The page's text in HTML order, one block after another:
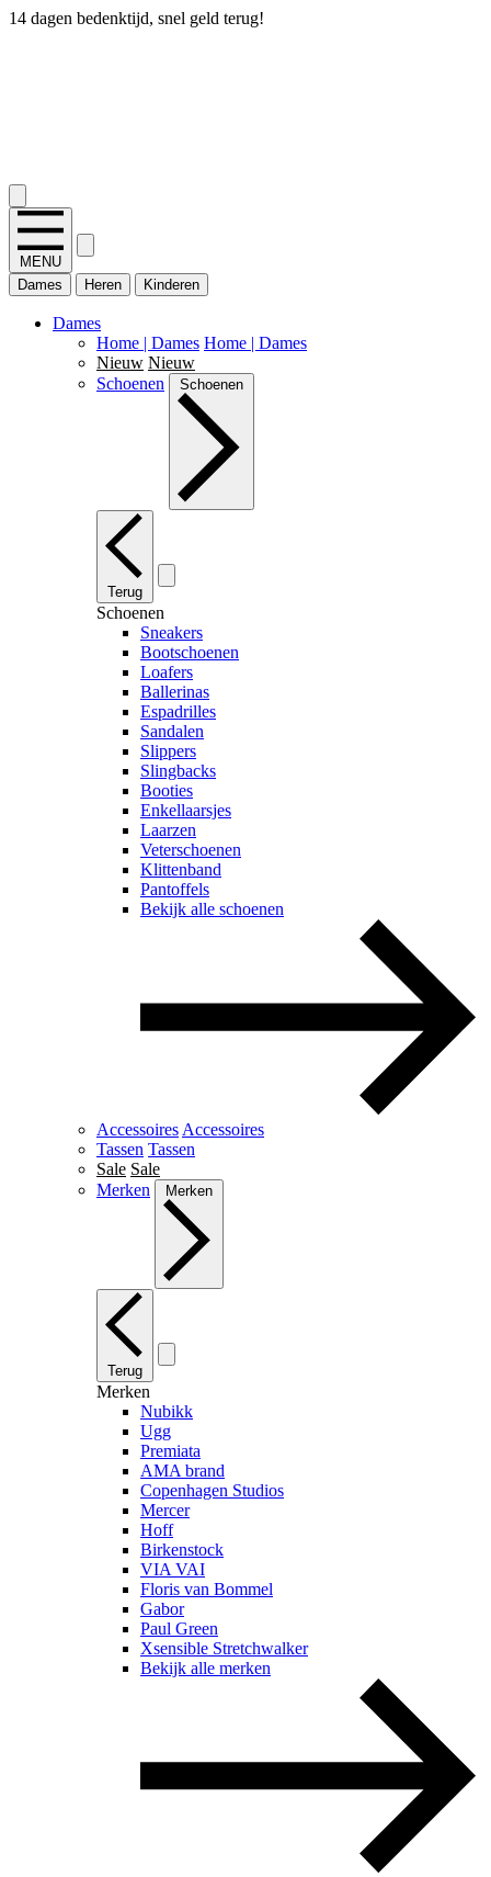
14 dagen bedenktijd, snel geld terug!
MENU
Dames
Heren Kinderen
Dames
Home | Dames Home | Dames
Nieuw Nieuw
Schoenen
Schoenen
Terug
Schoenen
Sneakers
Bootschoenen
Loafers
Ballerinas
Espadrilles
Sandalen
Slippers
Slingbacks
Booties
Enkellaarsjes
Laarzen
Veterschoenen
Klittenband
Pantoffels
Bekijk alle schoenen
Accessoires Accessoires
Tassen Tassen
Sale Sale
Merken
Merken
Terug
Merken
Nubikk
Ugg
Premiata
AMA brand
Copenhagen Studios
Mercer
Hoff
Birkenstock
VIA VAI
Floris van Bommel
Gabor
Paul Green
Xsensible Stretchwalker
Bekijk alle merken